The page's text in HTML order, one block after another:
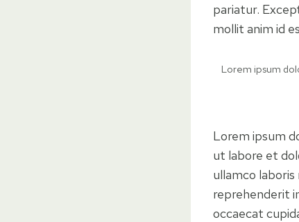
pariatur.
mollit anim id
Lorem ipsum
Lorem ipsum
ut labore et
ullamco
reprehenderit
occaecat